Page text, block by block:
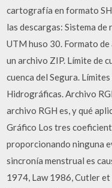
cartografía en formato
las descargas: Sistema
UTM huso 30. Formato
un archivo ZIP. Límite de
cuenca del Segura.
Hidrográficas. Archivo
archivo RGH es, y qué
Gráfico Los tres
proporcionando ninguna
sincronía menstrual es
1974, Law 1986, Cutler